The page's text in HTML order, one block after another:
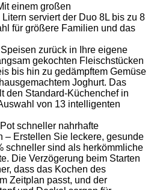
einem großen
serviert der Duo 8L bis zu 8
für größere Familien und das
zurück in Ihre eigene
gekochten Fleischstücken
bis hin zu gedämpftem Gemüse
Joghurt. Das
den Standard-Küchenchef in
von 13 intelligenten
schneller nahrhafte
– Erstellen Sie leckere, gesunde
schneller sind als herkömmliche
Die Verzögerung beim Starten
dass das Kochen des
Zeitplan passt, und der